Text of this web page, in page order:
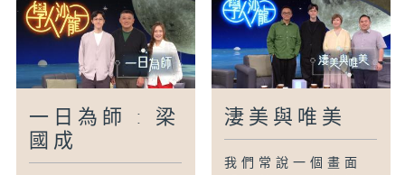
一日為師 : 梁
國成
淒美與唯美
我們常說一個畫面